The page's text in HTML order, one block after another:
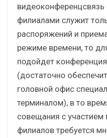
видеоконференцсвязь
филиалами служит
распоряжений и
режиме времени, то
подойдет
(достаточно
головной офис
терминалом), в то
совещания с участием
филиалов требуется